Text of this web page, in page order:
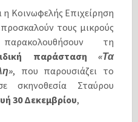
η Κοινωφελής Επιχείρηση
τους μικρούς
τη
παράσταση
«Τα
, που παρουσιάζει το
σκηνοθεσία Σταύρου
30 Δεκεμβρίου,